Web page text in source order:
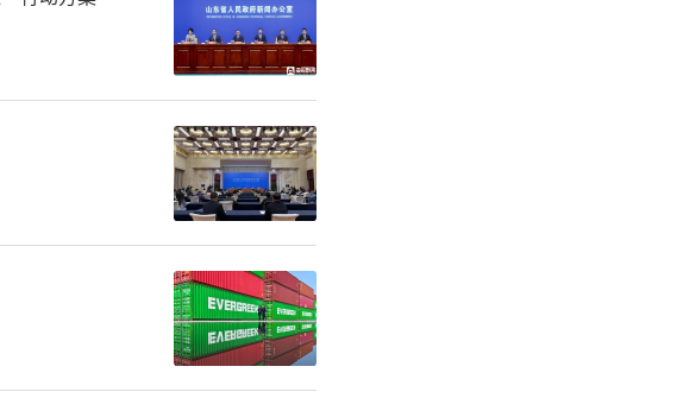
新能力、创业潜
技人才的重要生
队伍建设摆在人
士后集聚赋能提
才引育、服务保